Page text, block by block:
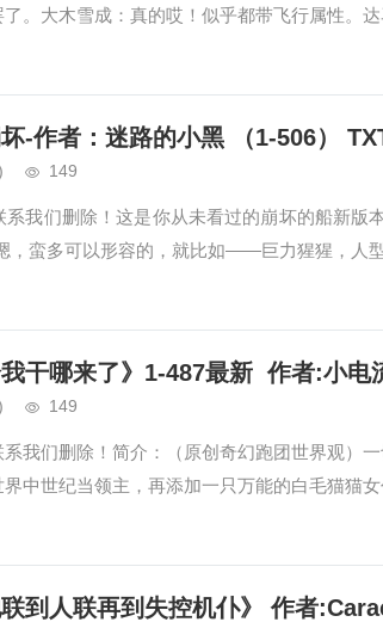
了。大木雪成：真的哎！似乎都带飞行属
-作者：迷路的小黑 （1-506）
149
系我们删除！这是你从未看过的崩坏的船新
蛮多可以形容的，就比如——巨力猩猩，人
干哪来了》1-487最新 作者:小电
149
我们删除！简介：（原创奇幻跑团世界观）
中世纪当领主，再添加一只万能的白毛猫猫
到人联再到失控机仆》 作者